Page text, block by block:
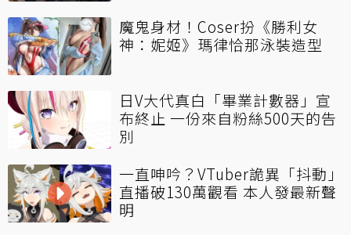
魔鬼身材！Coser扮《勝利女
神：妮姬》瑪律恰那泳裝造型
日V大代真白「畢業計數器」宣
布終止 一份來自粉絲500天的告
別
一直呻吟？VTuber詭異「抖動」
直播破130萬觀看 本人發最新聲
明